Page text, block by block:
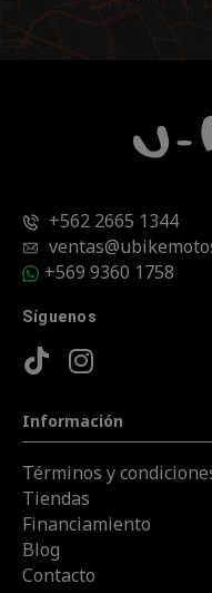
+562 2665 1344
+569 9360 1758
Síguenos
Información
Términos y
Tiendas
Financiamiento
Blog
Contacto